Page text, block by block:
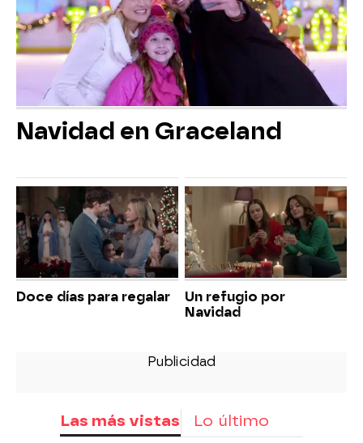
Navidad en Graceland
Doce días para regalar
Un refugio por
Navidad
Las más vistas Lo último